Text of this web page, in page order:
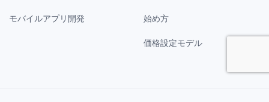
モバイルアプリ開発 始め方
価格設定モデル